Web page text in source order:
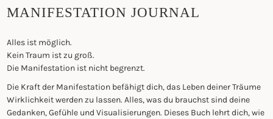
MANIFESTATION JOURNAL
Alles ist möglich.
Kein Traum ist zu groß.
Die Manifestation ist nicht begrenzt.
Die Kraft der Manifestation befähigt dich, das Leben deiner Träume
Wirklichkeit werden zu lassen. Alles, was du brauchst sind deine
Gedanken, Gefühle und Visualisierungen. Dieses Buch lehrt dich, wie